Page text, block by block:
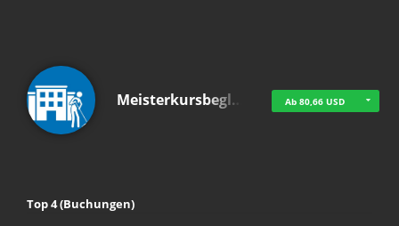
Meisterkursbegl… Ab 80,66 USD
Top 4 (Buchungen)